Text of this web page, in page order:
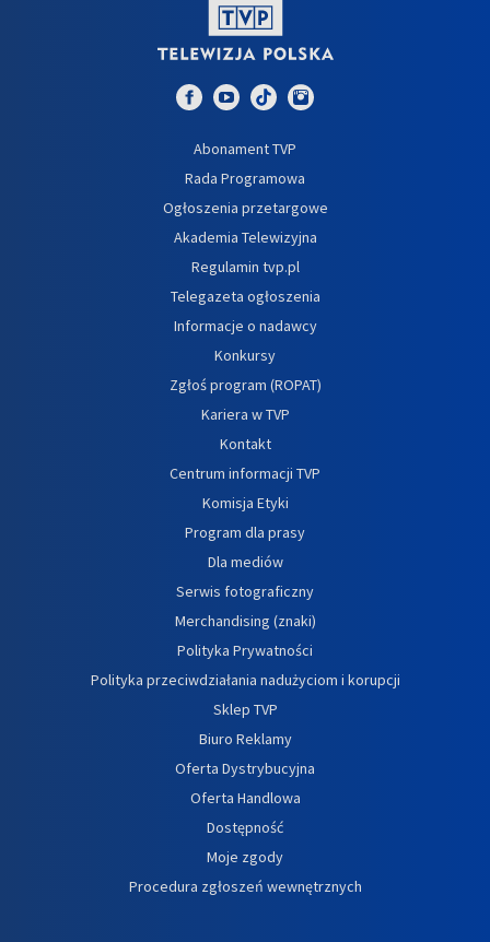
Abonament TVP
Rada Programowa
Ogłoszenia przetargowe
Akademia Telewizyjna
Regulamin tvp.pl
Telegazeta ogłoszenia
Informacje o nadawcy
Konkursy
Zgłoś program (ROPAT)
Kariera w TVP
Kontakt
Centrum informacji TVP
Komisja Etyki
Program dla prasy
Dla mediów
Serwis fotograficzny
Merchandising (znaki)
Polityka Prywatności
Polityka przeciwdziałania nadużyciom i korupcji
Sklep TVP
Biuro Reklamy
Oferta Dystrybucyjna
Oferta Handlowa
Dostępność
Moje zgody
Procedura zgłoszeń wewnętrznych